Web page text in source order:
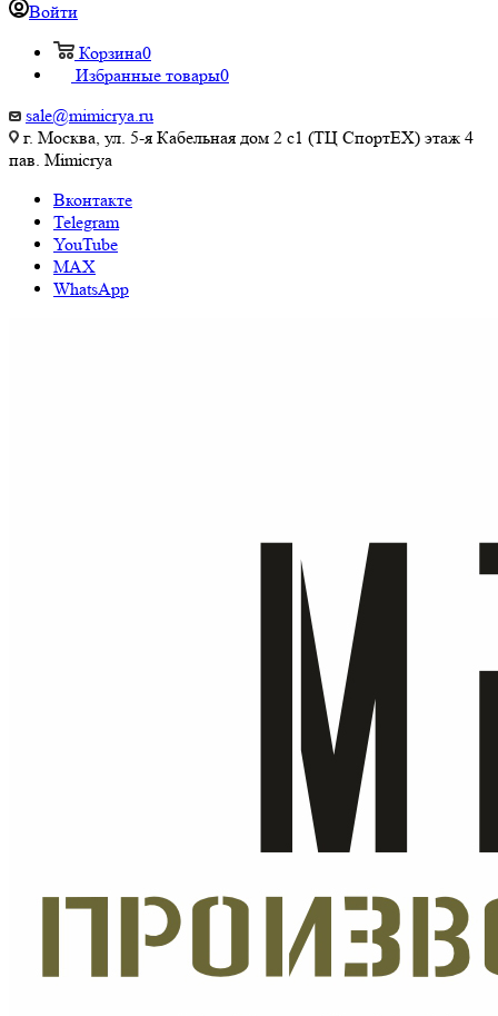
Войти
Корзина0
Избранные товары0
sale@mimicrya.ru
г. Москва, ул. 5-я Кабельная дом 2 с1 (ТЦ СпортEX) этаж 4
пав. Mimicrya
Вконтакте
Telegram
YouTube
MAX
WhatsApp